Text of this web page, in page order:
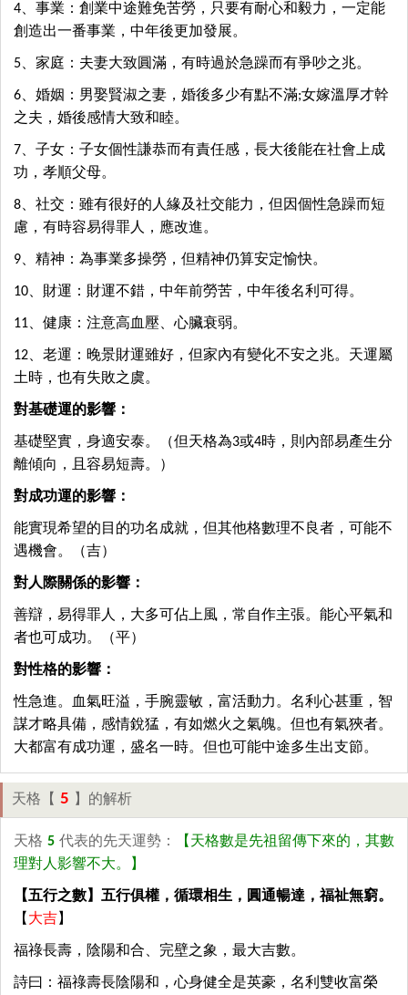
4、事業：創業中途難免苦勞，只要有耐心和毅力，一定能
創造出一番事業，中年後更加發展。
5、家庭：夫妻大致圓滿，有時過於急躁而有爭吵之兆。
6、婚姻：男娶賢淑之妻，婚後多少有點不滿;女嫁溫厚才幹
之夫，婚後感情大致和睦。
7、子女：子女個性謙恭而有責任感，長大後能在社會上成
功，孝順父母。
8、社交：雖有很好的人緣及社交能力，但因個性急躁而短
慮，有時容易得罪人，應改進。
9、精神：為事業多操勞，但精神仍算安定愉快。
10、財運：財運不錯，中年前勞苦，中年後名利可得。
11、健康：注意高血壓、心臟衰弱。
12、老運：晚景財運雖好，但家內有變化不安之兆。天運屬
土時，也有失敗之虞。
對基礎運的影響：
基礎堅實，身適安泰。（但天格為3或4時，則內部易產生分
離傾向，且容易短壽。）
對成功運的影響：
能實現希望的目的功名成就，但其他格數理不良者，可能不
遇機會。（吉）
對人際關係的影響：
善辯，易得罪人，大多可佔上風，常自作主張。能心平氣和
者也可成功。（平）
對性格的影響：
性急進。血氣旺溢，手腕靈敏，富活動力。名利心甚重，智
謀才略具備，感情銳猛，有如燃火之氣魄。但也有氣狹者。
大都富有成功運，盛名一時。但也可能中途多生出支節。
天格【 5 】的解析
天格 5 代表的先天運勢：
【天格數是先祖留傳下來的，其數
理對人影響不大。】
【五行之數】五行俱權，循環相生，圓通暢達，福祉無窮。
【 大吉】
福祿長壽，陰陽和合、完壁之象，最大吉數。
詩曰：福祿壽長陰陽和，心身健全是英豪，名利雙收富榮